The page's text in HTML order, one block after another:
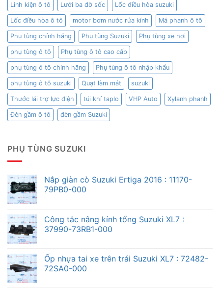
Linh kiện ô tô Lưới ba đờ sốc Lốc điều hòa suzuki
Lốc điều hòa ô tô motor bơm nước rửa kính Má phanh ô tô
Phụ tùng chính hãng Phụ tùng Suzuki Phụ tùng xe hơi
phụ tùng ô tô Phụ tùng ô tô cao cấp
phụ tùng ô tô chính hãng Phụ tùng ô tô nhập khẩu
phụ tùng ô tô suzuki Quạt làm mát suzuki
Thước lái trợ lực điện túi khí taplo VHP Auto Xylanh phanh
Đèn gầm ô tô đèn gầm Suzuki
PHỤ TÙNG SUZUKI
Nắp giàn cò Suzuki Ertiga 2016 : 11170-
79PB0-000
Công tắc nâng kính tổng Suzuki XL7 :
37990-73RB1-000
Ốp nhựa tai xe trên trái Suzuki XL7 : 72482-
72SA0-000